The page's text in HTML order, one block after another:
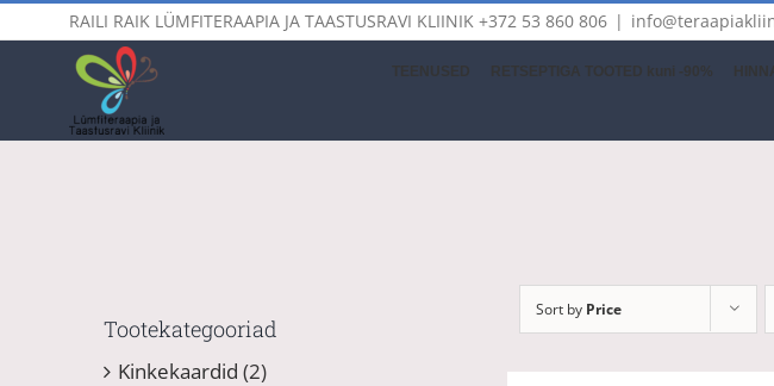
to
RAILI RAIK LÜMFITERAAPIA JA TAASTUSRAVI KLIINIK+372 53 860 806 |
TEENUSED RETSEPTIGA TOOTED kuni -90%
Sort by Price
Tootekategooriad
Kinkekaardid (2)